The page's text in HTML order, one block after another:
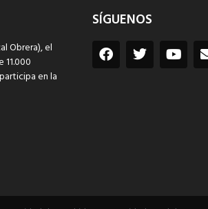
Obrera), el
en la
SÍGUENOS